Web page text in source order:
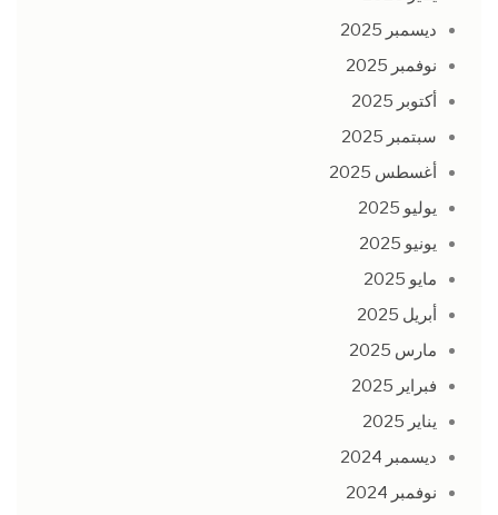
ديسمبر 2025
نوفمبر 2025
أكتوبر 2025
سبتمبر 2025
أغسطس 2025
يوليو 2025
يونيو 2025
مايو 2025
أبريل 2025
مارس 2025
فبراير 2025
يناير 2025
ديسمبر 2024
نوفمبر 2024